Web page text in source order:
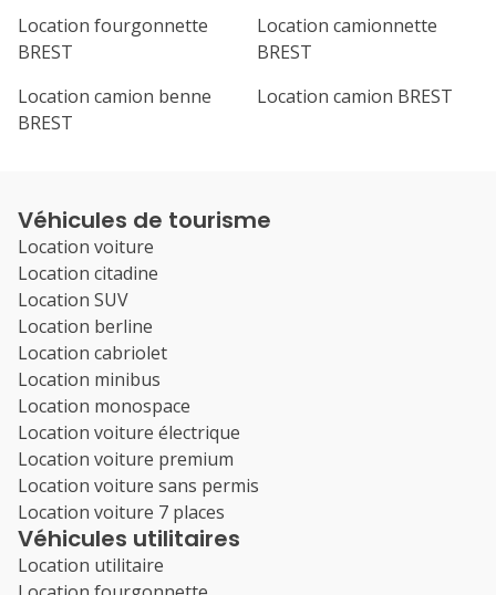
Location fourgonnette
BREST
Location camionnette
BREST
Location camion benne
BREST
Location camion BREST
Véhicules de tourisme
Location voiture
Location citadine
Location SUV
Location berline
Location cabriolet
Location minibus
Location monospace
Location voiture électrique
Location voiture premium
Location voiture sans permis
Location voiture 7 places
Véhicules utilitaires
Location utilitaire